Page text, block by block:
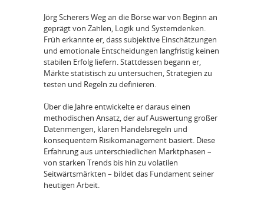
Jörg Scherers Weg an die Börse war von Beginn an
geprägt von Zahlen, Logik und Systemdenken.
Früh erkannte er, dass subjektive Einschätzungen
und emotionale Entscheidungen langfristig keinen
stabilen Erfolg liefern. Stattdessen begann er,
Märkte statistisch zu untersuchen, Strategien zu
testen und Regeln zu definieren.
Über die Jahre entwickelte er daraus einen
methodischen Ansatz, der auf Auswertung großer
Datenmengen, klaren Handelsregeln und
konsequentem Risikomanagement basiert. Diese
Erfahrung aus unterschiedlichen Marktphasen –
von starken Trends bis hin zu volatilen
Seitwärtsmärkten – bildet das Fundament seiner
heutigen Arbeit.